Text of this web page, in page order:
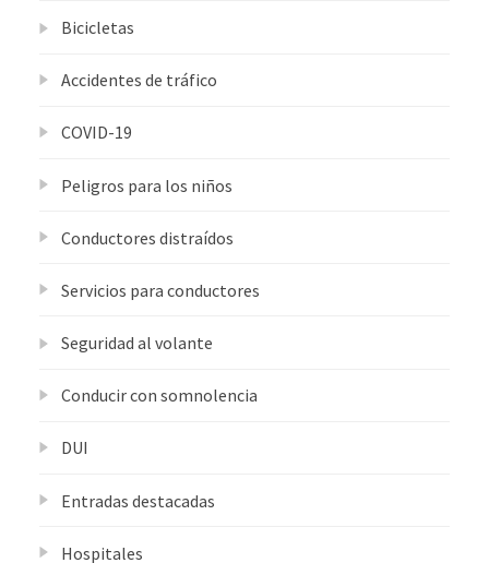
Bicicletas
Accidentes de tráfico
COVID-19
Peligros para los niños
Conductores distraídos
Servicios para conductores
Seguridad al volante
Conducir con somnolencia
DUI
Entradas destacadas
Hospitales